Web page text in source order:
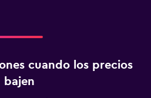
cuando los precios
bajen